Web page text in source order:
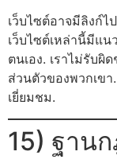
เว็บไซต์อาจมีลิงก์
เว็บไซต์เหล่านี้มีแ
ตนเอง. เราไม่รับ
ส่วนตัวของพวกเข
เยี่ยมชม.
15) ฐาน